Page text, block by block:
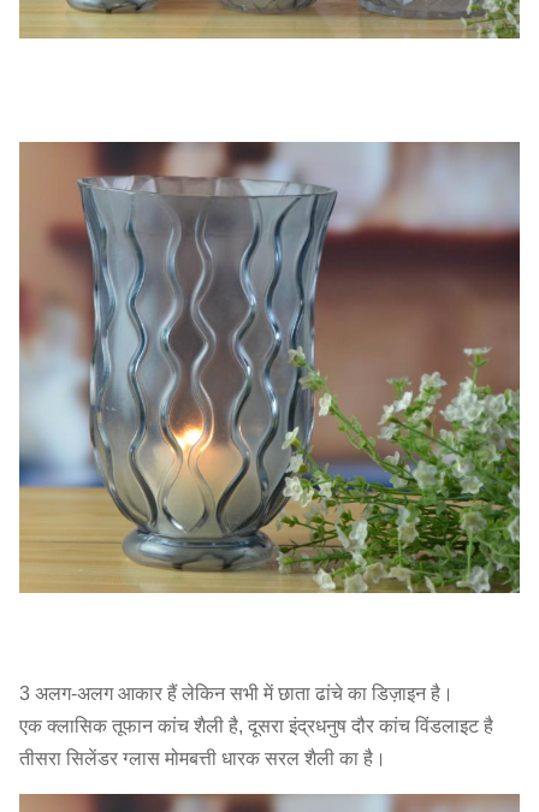
3 अलग-अलग आकार हैं लेकिन सभी में छाता ढांचे का डिज़ाइन है।
एक क्लासिक तूफान कांच शैली है, दूसरा इंद्रधनुष दौर कांच विंडलाइट है
तीसरा सिलेंडर ग्लास मोमबत्ती धारक सरल शैली का है।